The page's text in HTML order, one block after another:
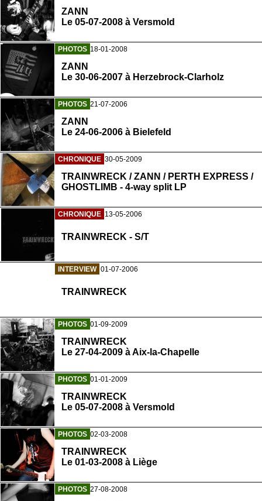
ZANN
Le 05-07-2008 à Versmold
PHOTOS 18-01-2008
ZANN
Le 30-06-2007 à Herzebrock-Clarholz
PHOTOS 21-07-2006
ZANN
Le 24-06-2006 à Bielefeld
CHRONIQUE 30-05-2009
TRAINWRECK / ZANN / PERTH EXPRESS /
GHOSTLIMB - 4-way split LP
CHRONIQUE 13-05-2006
TRAINWRECK - S/T
INTERVIEW 01-07-2006
TRAINWRECK
PHOTOS 01-09-2009
TRAINWRECK
Le 27-04-2009 à Aix-la-Chapelle
PHOTOS 01-01-2009
TRAINWRECK
Le 05-07-2008 à Versmold
PHOTOS 02-03-2008
TRAINWRECK
Le 01-03-2008 à Liège
PHOTOS 27-08-2008